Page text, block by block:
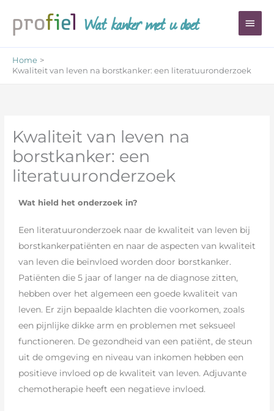
naar
inhoud
Wat kanker met u doet
Home
Kwaliteit van leven na borstkanker: een literatuuronderzoek
Kwaliteit van leven na
borstkanker: een
literatuuronderzoek
Wat hield het onderzoek in?
Een literatuuronderzoek naar de kwaliteit van leven bij
borstkankerpatiënten en naar de aspecten van kwaliteit
van leven die beïnvloed worden door borstkanker.
Patiënten die 5 jaar of langer na de diagnose zitten,
hebben over het algemeen een goede kwaliteit van
leven. Er zijn bepaalde klachten die voorkomen, zoals
een pijnlijke dikke arm en problemen met seksueel
functioneren. De gezondheid van een patiënt, de steun
uit de omgeving en niveau van inkomen hebben een
positieve invloed op de kwaliteit van leven. Adjuvante
chemotherapie heeft een negatieve invloed.